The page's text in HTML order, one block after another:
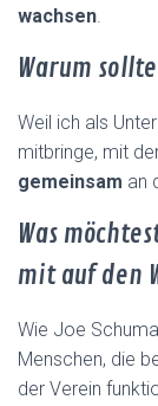
wachsen.
Warum
Weil ich als
mitbringe, mit
gemeinsam an
Was
mit auf den
Wie Joe
Menschen, die
der Verein